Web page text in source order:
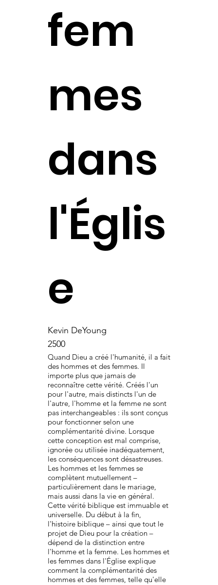
fem
mes
dans
l'Églis
e
Kevin DeYoung
2500
Quand Dieu a créé l'humanité, il a fait
des hommes et des femmes. Il
importe plus que jamais de
reconnaître cette vérité. Créés l'un
pour l'autre, mais distincts l'un de
l'autre, l'homme et la femme ne sont
pas interchangeables : ils sont conçus
pour fonctionner selon une
complémentarité divine. Lorsque
cette conception est mal comprise,
ignorée ou utilisée inadéquatement,
les conséquences sont désastreuses.
Les hommes et les femmes se
complètent mutuellement –
particulièrement dans le mariage,
mais aussi dans la vie en général.
Cette vérité biblique est immuable et
universelle. Du début à la fin,
l'histoire biblique – ainsi que tout le
projet de Dieu pour la création –
dépend de la distinction entre
l'homme et la femme. Les hommes et
les femmes dans l'Église explique
comment la complémentarité des
hommes et des femmes, telle qu'elle